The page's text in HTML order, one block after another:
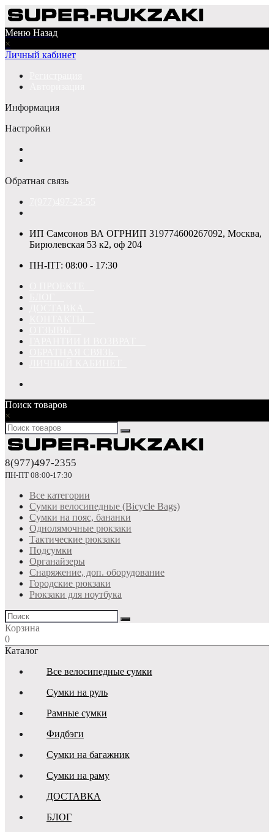
Меню Назад
×
Личный кабинет
Информация
Настройки
Обратная связь
ИП Самсонов ВА ОГРНИП 319774600267092, Москва,
Бирюлевская 53 к2, оф 204
ПН-ПТ: 08:00 - 17:30
Поиск товаров
×
8(977)497-2355
ПН-ПТ 08:00-17:30
Все категории
Сумки велосипедные (Bicycle Bags)
Сумки на пояс, бананки
Однолямочные рюкзаки
Тактические рюкзаки
Подсумки
Органайзеры
Снаряжение, доп. оборудование
Городские рюкзаки
Рюкзаки для ноутбука
Корзина
0
Каталог
Все велосипедные сумки
Сумки на руль
Рамные сумки
Фидбэги
Сумки на багажник
Сумки на раму
ДОСТАВКА
БЛОГ